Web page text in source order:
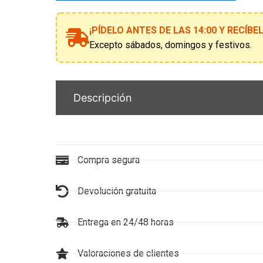
la
lista
de
espera
¡PÍDELO ANTES DE LAS 14:00 Y
Excepto sábados, domingos y festivos.
Descripción
Compra segura
Devolución gratuita
Entrega en 24/48 horas
Valoraciones de clientes